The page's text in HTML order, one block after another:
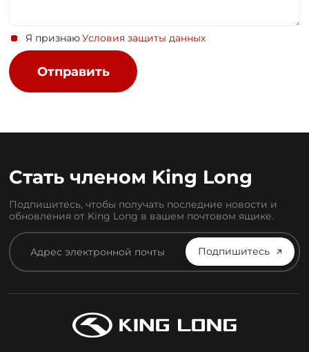
Я признаюУсловия защиты данных
Стать членом King Long
Подпишитесь, чтобы получать последние новости и
обновления от King Long в вашем почтовом ящике.
Подпишитесь